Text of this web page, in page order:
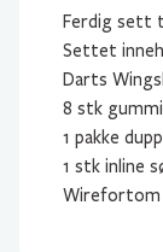
Ferdig sett
Settet
Darts
8 stk
1 pakke
1 stk inline
Wirefortom